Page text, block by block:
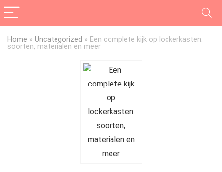
Home » Uncategorized » Een complete kijk op lockerkasten:
soorten, materialen en meer